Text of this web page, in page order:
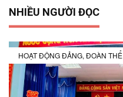
NHIỀU NGƯỜI ĐỌC
HOẠT ĐỘNG ĐẢNG, ĐOÀN THỂ